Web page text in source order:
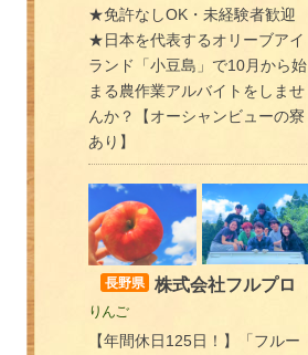
★免許なしOK・未経験者歓迎
★日本を代表するオリーブアイ
ランド「小豆島」で10月から始
まる農作業アルバイトをしませ
んか？【オーシャンビューの寮
あり】
長野県 株式会社フルプロ
りんご
【年間休日125日！】「フルー